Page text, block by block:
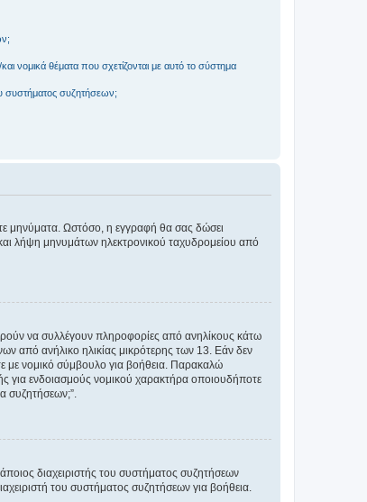
νομικά θέματα που σχετίζονται με αυτό το σύστημα
συστήματος συζητήσεων;
μηνύματα. Ωστόσο, η εγγραφή θα σας δώσει
λήψη μηνυμάτων ηλεκτρονικού ταχυδρομείου από
να συλλέγουν πληροφορίες από ανηλίκους κάτω
από ανήλικο ηλικίας μικρότερης των 13. Εάν δεν
με νομικό σύμβουλο για βοήθεια. Παρακαλώ
για ενδοιασμούς νομικού χαρακτήρα οποιουδήποτε
συζητήσεων;”.
διαχειριστής του συστήματος συζητήσεων
του συστήματος συζητήσεων για βοήθεια.